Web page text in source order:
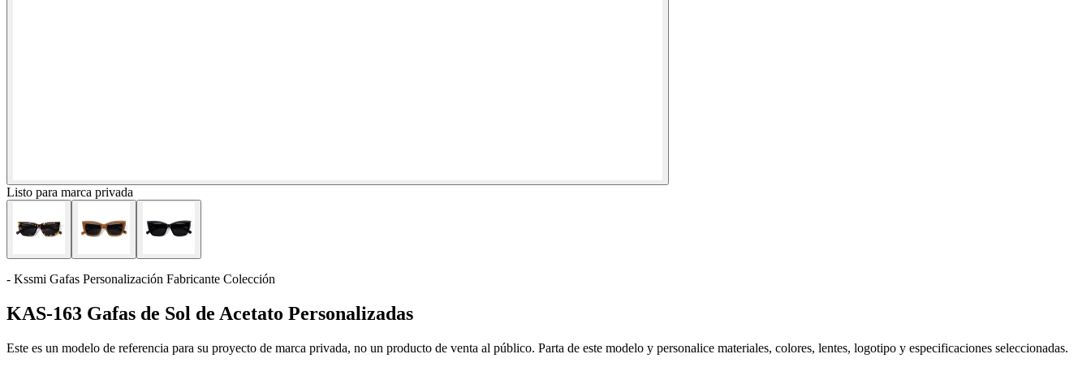
Listo para marca privada
- Kssmi Gafas Personalización Fabricante Colección
KAS-163 Gafas de Sol de Acetato Personalizadas
Este es un modelo de referencia para su proyecto de marca privada, no un producto de venta al público. Parta de este modelo y personalice materiales, colores, lentes, logotipo y especificaciones seleccionadas.